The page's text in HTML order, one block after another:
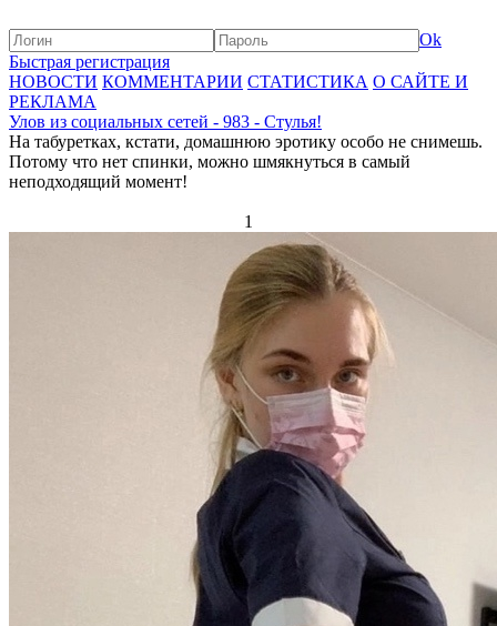
Ok
Быстрая регистрация
НОВОСТИ КОММЕНТАРИИ СТАТИСТИКА О САЙТЕ И
РЕКЛАМА
Улов из социальных сетей - 983 - Стулья!
На табуретках, кстати, домашнюю эротику особо не снимешь.
Потому что нет спинки, можно шмякнуться в самый
неподходящий момент!
1